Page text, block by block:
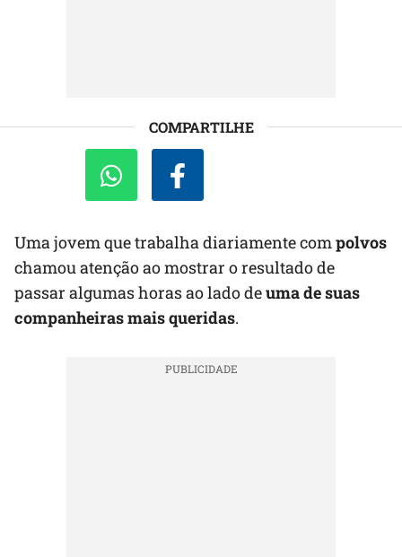
COMPARTILHE
Uma jovem que trabalha diariamente compolvos
chamou atenção ao mostrar o resultado de
passar algumas horas ao lado deuma de suas
companheiras mais queridas.